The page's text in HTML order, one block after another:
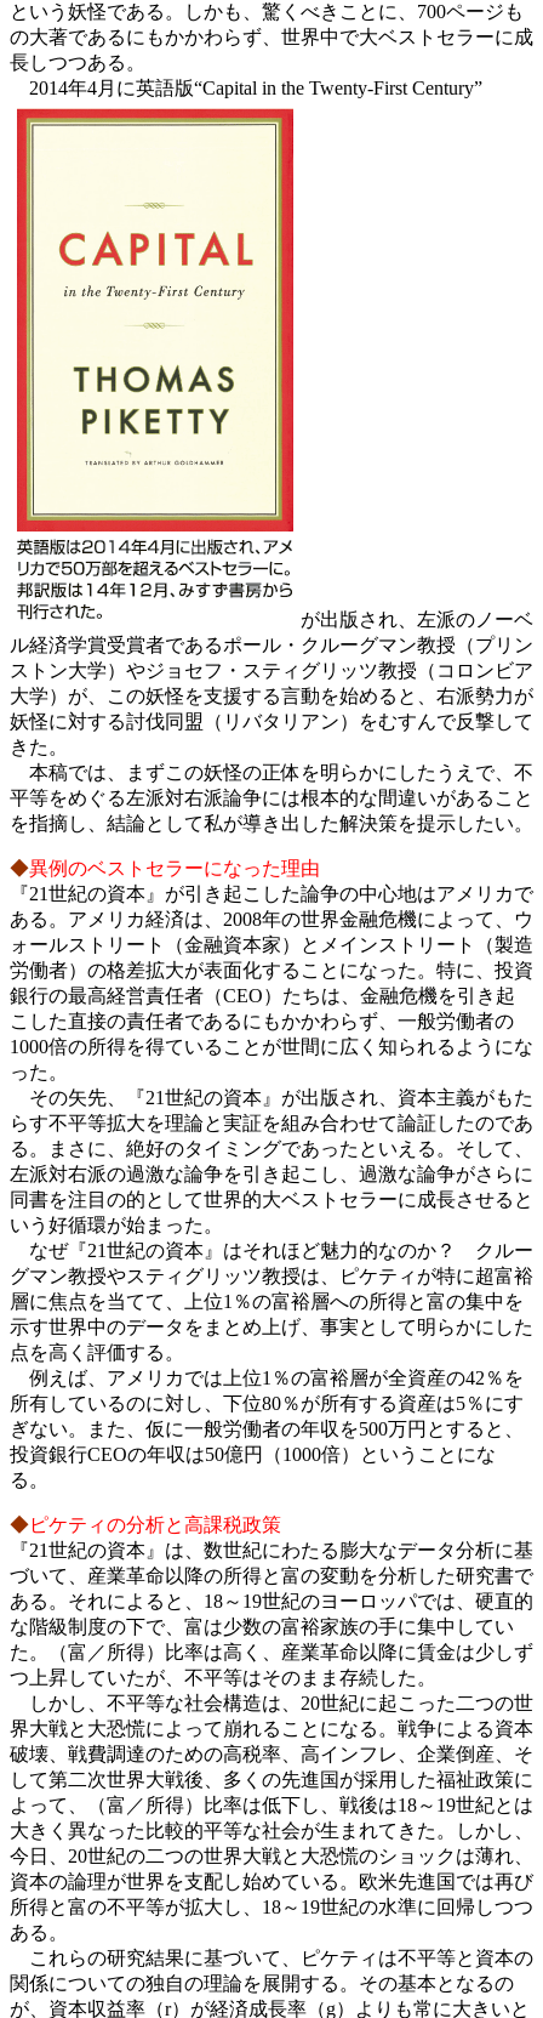
という妖怪である。しかも、驚くべきことに、700ページも
の大著であるにもかかわらず、世界中で大ベストセラーに成
長しつつある。
2014年4月に英語版“Capital in the Twenty-First Century”
が出版され、左派のノーベ
ル経済学賞受賞者であるポール・クルーグマン教授（プリン
ストン大学）やジョセフ・スティグリッツ教授（コロンビア
大学）が、この妖怪を支援する言動を始めると、右派勢力が
妖怪に対する討伐同盟（リバタリアン）をむすんで反撃して
きた。
本稿では、まずこの妖怪の正体を明らかにしたうえで、不
平等をめぐる左派対右派論争には根本的な間違いがあること
を指摘し、結論として私が導き出した解決策を提示したい。
◆異例のベストセラーになった理由
『21世紀の資本』が引き起こした論争の中心地はアメリカで
ある。アメリカ経済は、2008年の世界金融危機によって、ウ
ォールストリート（金融資本家）とメインストリート（製造
労働者）の格差拡大が表面化することになった。特に、投資
銀行の最高経営責任者（CEO）たちは、金融危機を引き起
こした直接の責任者であるにもかかわらず、一般労働者の
1000倍の所得を得ていることが世間に広く知られるようにな
った。
その矢先、『21世紀の資本』が出版され、資本主義がもた
らす不平等拡大を理論と実証を組み合わせて論証したのであ
る。まさに、絶好のタイミングであったといえる。そして、
左派対右派の過激な論争を引き起こし、過激な論争がさらに
同書を注目の的として世界的大ベストセラーに成長させると
いう好循環が始まった。
なぜ『21世紀の資本』はそれほど魅力的なのか？ クルー
グマン教授やスティグリッツ教授は、ピケティが特に超富裕
層に焦点を当てて、上位1％の富裕層への所得と富の集中を
示す世界中のデータをまとめ上げ、事実として明らかにした
点を高く評価する。
例えば、アメリカでは上位1％の富裕層が全資産の42％を
所有しているのに対し、下位80％が所有する資産は5％にす
ぎない。また、仮に一般労働者の年収を500万円とすると、
投資銀行CEOの年収は50億円（1000倍）ということにな
る。
◆ピケティの分析と高課税政策
『21世紀の資本』は、数世紀にわたる膨大なデータ分析に基
づいて、産業革命以降の所得と富の変動を分析した研究書で
ある。それによると、18～19世紀のヨーロッパでは、硬直的
な階級制度の下で、富は少数の富裕家族の手に集中してい
た。（富／所得）比率は高く、産業革命以降に賃金は少しず
つ上昇していたが、不平等はそのまま存続した。
しかし、不平等な社会構造は、20世紀に起こった二つの世
界大戦と大恐慌によって崩れることになる。戦争による資本
破壊、戦費調達のための高税率、高インフレ、企業倒産、そ
して第二次世界大戦後、多くの先進国が採用した福祉政策に
よって、（富／所得）比率は低下し、戦後は18～19世紀とは
大きく異なった比較的平等な社会が生まれてきた。しかし、
今日、20世紀の二つの世界大戦と大恐慌のショックは薄れ、
資本の論理が世界を支配し始めている。欧米先進国では再び
所得と富の不平等が拡大し、18～19世紀の水準に回帰しつつ
ある。
これらの研究結果に基づいて、ピケティは不平等と資本の
関係についての独自の理論を展開する。その基本となるの
が、資本収益率（r）が経済成長率（g）よりも常に大きいと